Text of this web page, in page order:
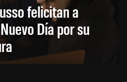
felicitan a
Día por su